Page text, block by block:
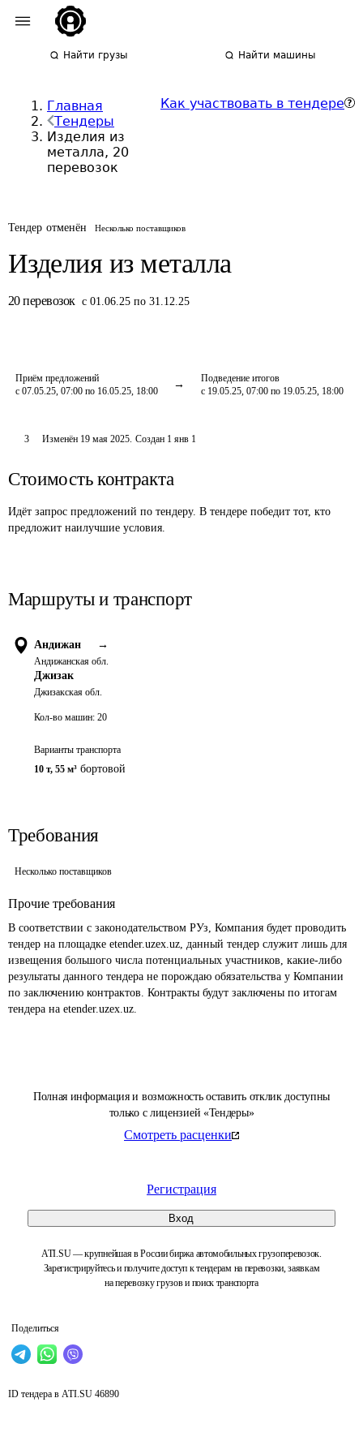
Найти грузы Найти машины
Главная
Тендеры
Изделия из
металла, 20
перевозок
Как участвовать в тендере
Тендер отменён Несколько поставщиков
Изделия из металла
20 перевозок с 01.06.25 по 31.12.25
Приём предложений
с 07.05.25, 07:00 по 16.05.25, 18:00
Подведение итогов
с 19.05.25, 07:00 по 19.05.25, 18:00
Полная информация и возможность оставить отклик доступны
только с лицензией «Тендеры»
Смотреть расценки
Регистрация
Вход
ATI.SU — крупнейшая в России биржа автомобильных грузоперевозок.
Зарегистрируйтесь и получите доступ к тендерам на перевозки, заявкам
на перевозку грузов и поиск транспорта
Поделиться
3 Изменён 19 мая 2025. Создан 1 янв 1
Стоимость контракта
Идёт запрос предложений по тендеру. В тендере победит тот, кто
предложит наилучшие условия.
Маршруты и транспорт
Андижан →
Андижанская обл.
Джизак
Джизакская обл.
Кол-во машин: 20
Варианты транспорта
10 т, 55 м³ бортовой
Требования
Несколько поставщиков
Прочие требования
В соответствии с законодательством РУз, Компания будет проводить
тендер на площадке etender.uzex.uz, данный тендер служит лишь для
извещения большого числа потенциальных участников, какие-либо
результаты данного тендера не порождаю обязательства у Компании
по заключению контрактов. Контракты будут заключены по итогам
тендера на etender.uzex.uz.
ID тендера в ATI.SU 46890